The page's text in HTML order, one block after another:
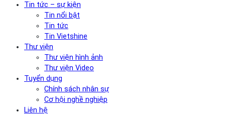
Tin tức – sự kiện
Tin nổi bật
Tin tức
Tin Vietshine
Thư viện
Thư viện hình ảnh
Thư viện Video
Tuyển dụng
Chính sách nhân sự
Cơ hội nghề nghiệp
Liên hệ